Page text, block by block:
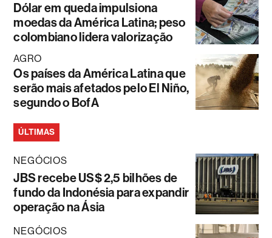
Dólar em queda impulsiona
moedas da América Latina; peso
colombiano lidera valorização
AGRO
Os países da América Latina que
serão mais afetados pelo El Niño,
segundo o BofA
ÚLTIMAS
NEGÓCIOS
JBS recebe US$ 2,5 bilhões de
fundo da Indonésia para expandir
operação na Ásia
NEGÓCIOS